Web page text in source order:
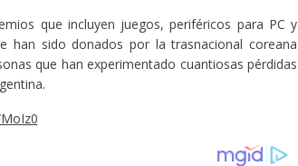
que incluyen juegos, periféricos para PC y
han sido donados por la trasnacional coreana
que han experimentado cuantiosas pérdidas